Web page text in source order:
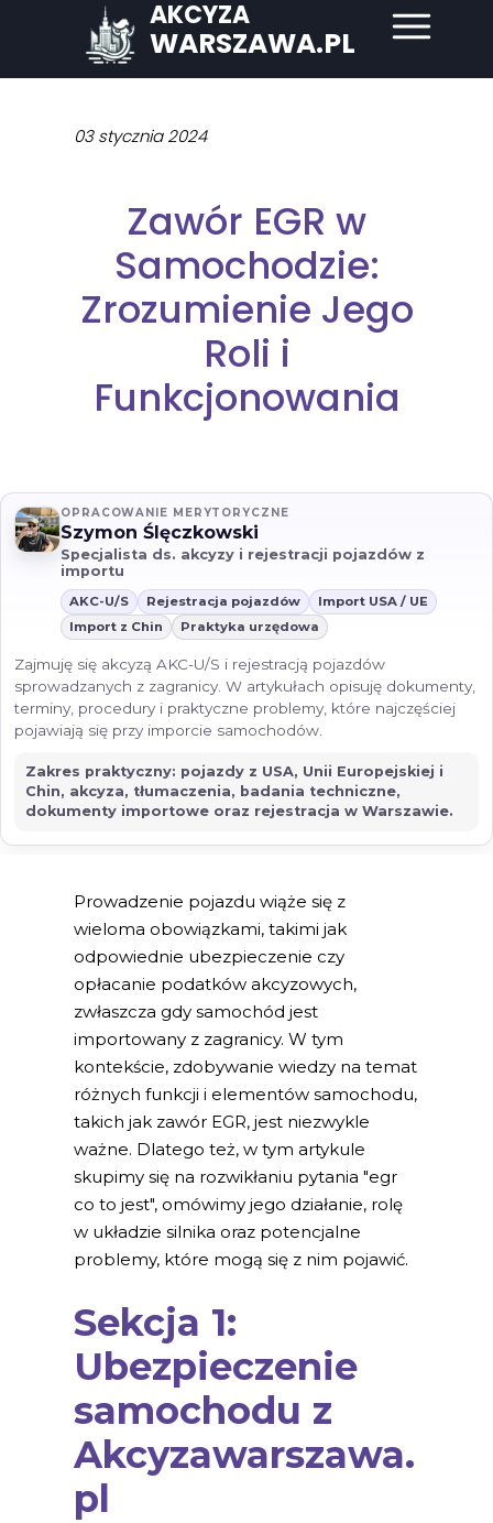
AKCYZA
WARSZAWA.PL
03 stycznia 2024
Zawór EGR w
Samochodzie:
Zrozumienie Jego
Roli i
Funkcjonowania
Prowadzenie pojazdu wiąże się z
wieloma obowiązkami, takimi jak
odpowiednie ubezpieczenie czy
opłacanie podatków akcyzowych,
zwłaszcza gdy samochód jest
importowany z zagranicy. W tym
kontekście, zdobywanie wiedzy na temat
różnych funkcji i elementów samochodu,
takich jak zawór EGR, jest niezwykle
ważne. Dlatego też, w tym artykule
skupimy się na rozwikłaniu pytania "egr
co to jest", omówimy jego działanie, rolę
w układzie silnika oraz potencjalne
problemy, które mogą się z nim pojawić.
Sekcja 1:
Ubezpieczenie
samochodu z
Akcyzawarszawa.
pl
OPRACOWANIE MERYTORYCZNE
Szymon Ślęczkowski
Specjalista ds. akcyzy i rejestracji pojazdów z
importu
AKC-U/S Rejestracja pojazdów
Import USA / UE
Import z Chin
Praktyka urzędowa
Zajmuję się akcyzą AKC-U/S i rejestracją pojazdów
sprowadzanych z zagranicy. W artykułach opisuję dokumenty,
terminy, procedury i praktyczne problemy, które najczęściej
pojawiają się przy imporcie samochodów.
Zakres praktyczny: pojazdy z USA, Unii Europejskiej i
Chin, akcyza, tłumaczenia, badania techniczne,
dokumenty importowe oraz rejestracja w Warszawie.